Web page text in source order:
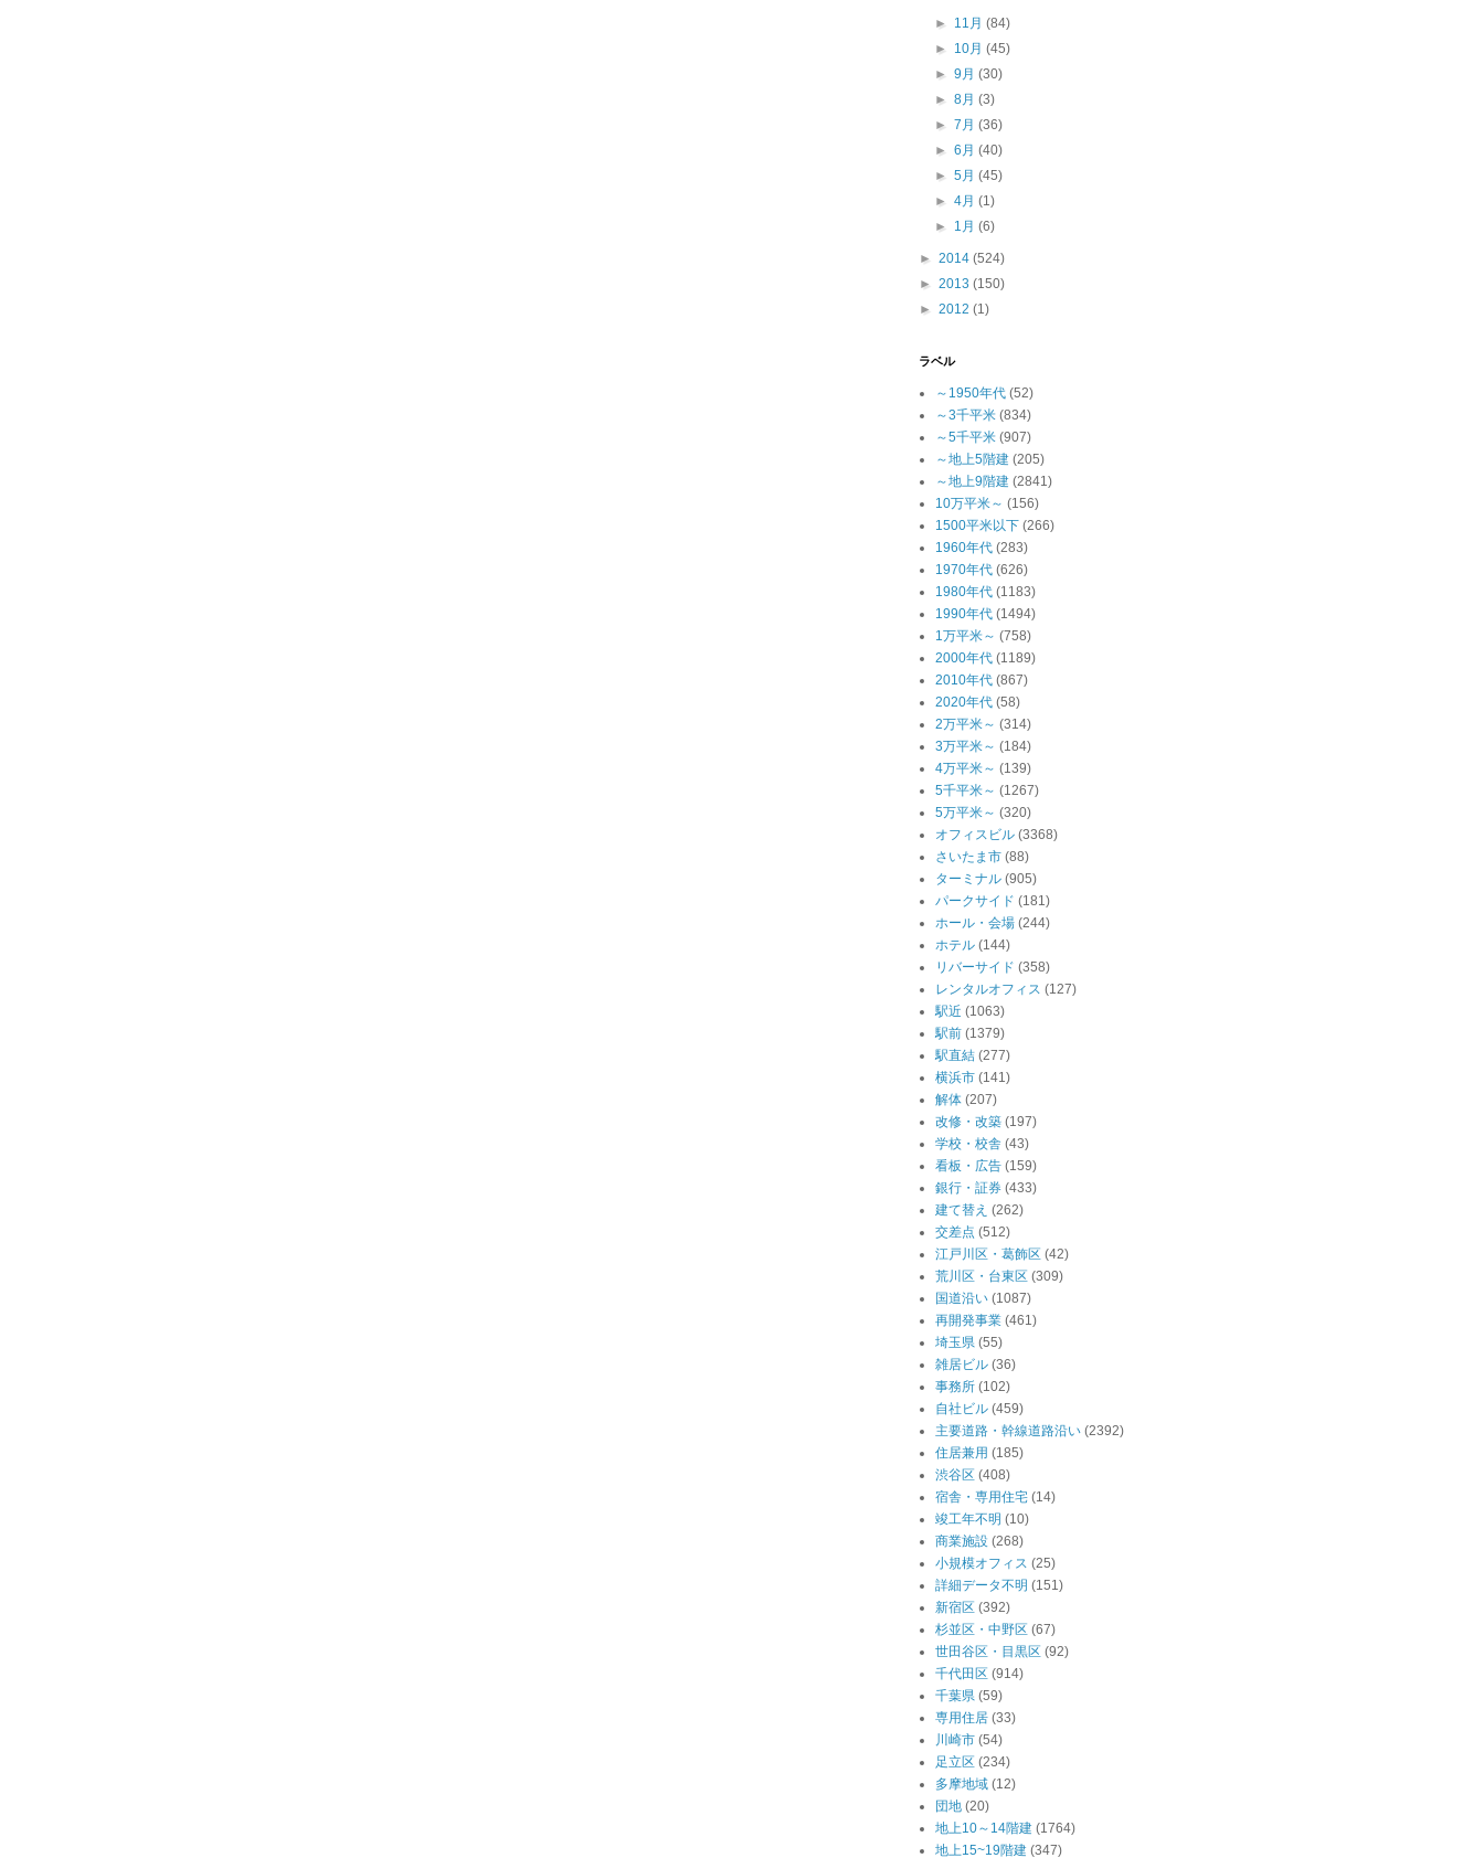
► 11月(84)
► 10月(45)
►9月(30)
►8月(3)
►7月(36)
►6月(40)
►5月(45)
►4月(1)
► 1月(6)
► 2014 (524)
► 2013 (150)
► 2012 (1)
ラベル
～1950年代 (52)
～3千平米 (834)
～5千平米 (907)
～地上5階建 (205)
～地上9階建 (2841)
10万平米～ (156)
1500平米以下 (266)
1960年代 (283)
1970年代 (626)
1980年代 (1183)
1990年代 (1494)
1万平米～ (758)
2000年代 (1189)
2010年代 (867)
2020年代 (58)
2万平米～ (314)
3万平米～ (184)
4万平米～ (139)
5千平米～ (1267)
5万平米～ (320)
オフィスビル (3368)
さいたま市 (88)
ターミナル (905)
パークサイド (181)
ホール・会場 (244)
ホテル (144)
リバーサイド (358)
レンタルオフィス (127)
駅近 (1063)
駅前 (1379)
駅直結 (277)
横浜市 (141)
解体 (207)
改修・改築 (197)
学校・校舎 (43)
看板・広告 (159)
銀行・証券 (433)
建て替え (262)
交差点 (512)
江戸川区・葛飾区 (42)
荒川区・台東区 (309)
国道沿い (1087)
再開発事業 (461)
埼玉県 (55)
雑居ビル (36)
事務所 (102)
自社ビル (459)
主要道路・幹線道路沿い (2392)
住居兼用 (185)
渋谷区 (408)
宿舎・専用住宅 (14)
竣工年不明 (10)
商業施設 (268)
小規模オフィス (25)
詳細データ不明 (151)
新宿区 (392)
杉並区・中野区 (67)
世田谷区・目黒区 (92)
千代田区 (914)
千葉県 (59)
専用住居 (33)
川崎市 (54)
足立区 (234)
多摩地域 (12)
団地 (20)
地上10～14階建 (1764)
地上15~19階建 (347)